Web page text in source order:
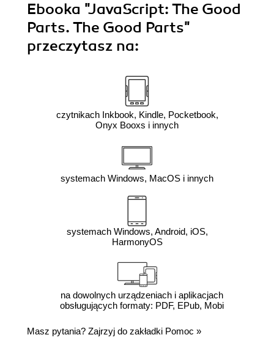
Ebooka "JavaScript: The Good
Parts. The Good Parts"
przeczytasz na:
czytnikach Inkbook, Kindle, Pocketbook,
Onyx Booxs i innych
systemach Windows, MacOS i innych
systemach Windows, Android, iOS,
HarmonyOS
na dowolnych urządzeniach i aplikacjach
obsługujących formaty: PDF, EPub, Mobi
Masz pytania? Zajrzyj do zakładki Pomoc »